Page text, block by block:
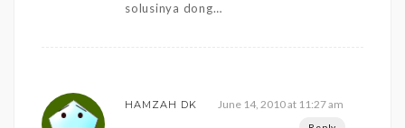
solusinya dong…
HAMZAH DK June 14, 2010 at 11:27 am